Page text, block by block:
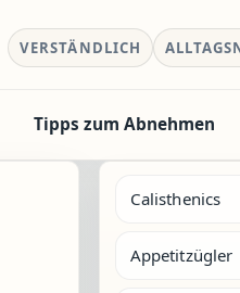
VERSTÄNDLICH
Tipps zum Abnehmen
Calisthenics
Appetitzügler